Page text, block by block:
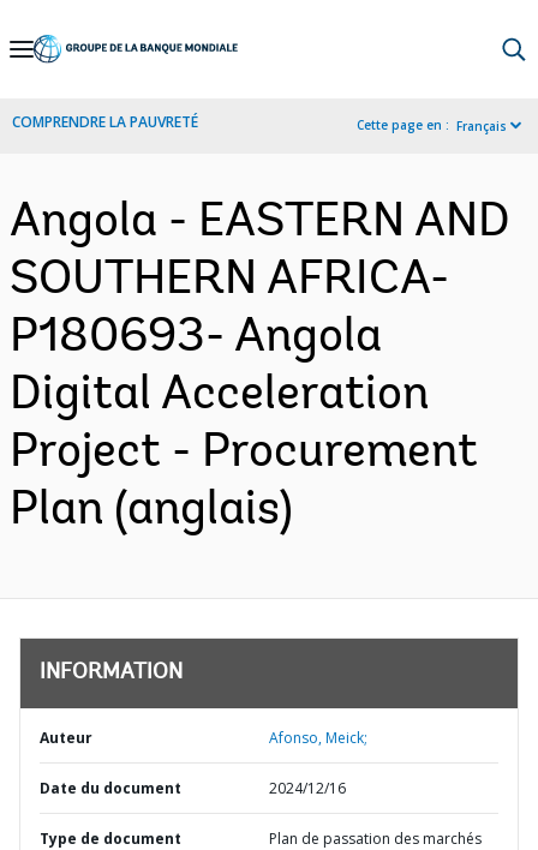
Skip
Navigation
COMPRENDRE LA PAUVRETÉ Cette page en : Français
Angola - EASTERN AND
SOUTHERN AFRICA-
P180693- Angola
Digital Acceleration
Project - Procurement
Plan (anglais)
INFORMATION
Auteur Afonso, Meick;
Date du document 2024/12/16
Type de document Plan de passation des marchés